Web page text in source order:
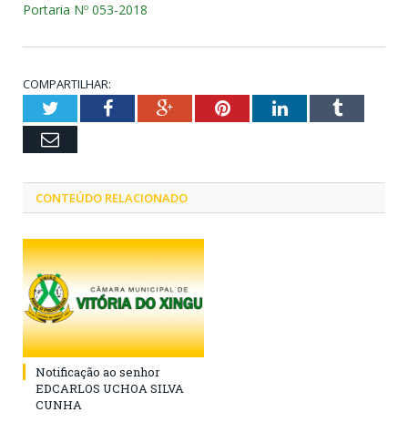
Portaria Nº 053-2018
COMPARTILHAR:
TwitterFacebookGoogle+PinterestLinkedInTumblr
Email
CONTEÚDO RELACIONADO
Notificação ao senhor
EDCARLOS UCHOA SILVA
CUNHA